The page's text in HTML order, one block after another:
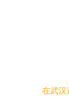
在武汉